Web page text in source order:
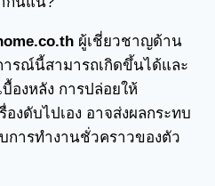
ผู้เชี่ยวชาญด้าน
รณ์นี้สามารถเกิดขึ้นได้และ
องหลัง การปล่อยให้
งดับไปเอง อาจส่งผลกระทบ
การทำงานชั่วคราวของตัว